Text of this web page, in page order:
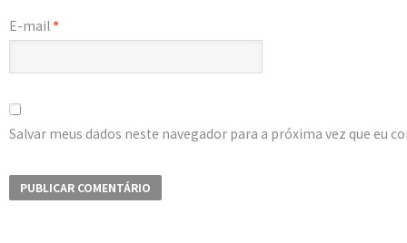
E-mail*
Salvar meus dados neste navegador para a próxima vez que eu